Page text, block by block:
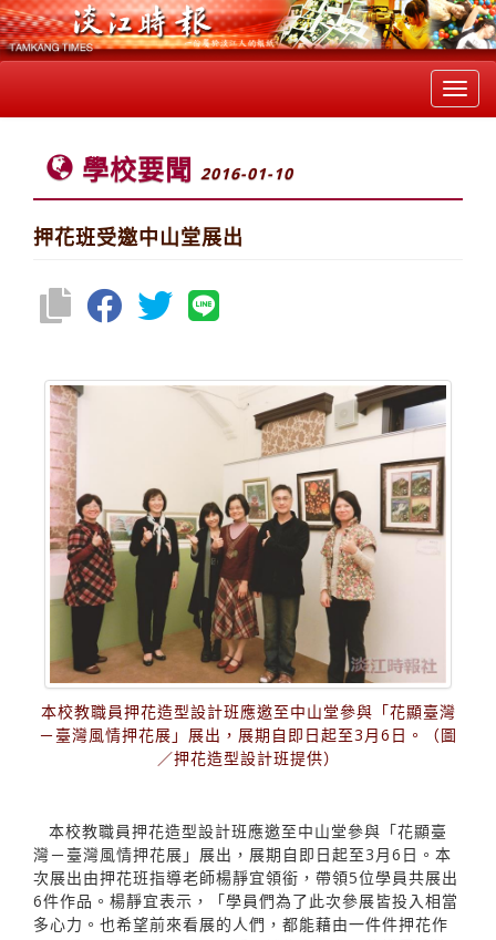
學校要聞 2016-01-10
押花班受邀中山堂展出
本校教職員押花造型設計班應邀至中山堂參與「花顯臺灣
－臺灣風情押花展」展出，展期自即日起至3月6日。（圖
／押花造型設計班提供）
本校教職員押花造型設計班應邀至中山堂參與「花顯臺
灣－臺灣風情押花展」展出，展期自即日起至3月6日。本
次展出由押花班指導老師楊靜宜領銜，帶領5位學員共展出
6件作品。楊靜宜表示，「學員們為了此次參展皆投入相當
多心力。也希望前來看展的人們，都能藉由一件件押花作